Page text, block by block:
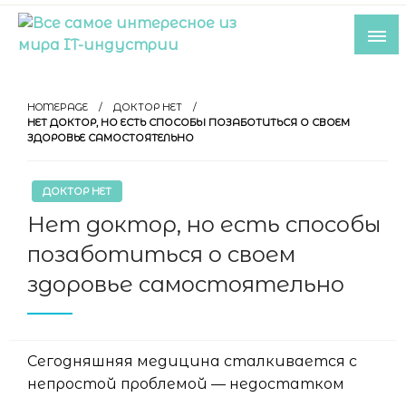
Skip
content
индустрии
HOMEPAGE
ДОКТОР НЕТ
НЕТ ДОКТОР, НО ЕСТЬ СПОСОБЫ ПОЗАБОТИТЬСЯ О СВОЕМ
ЗДОРОВЬЕ САМОСТОЯТЕЛЬНО
ДОКТОР НЕТ
Нет доктор, но есть способы
позаботиться о своем
здоровье самостоятельно
Сегодняшняя медицина сталкивается с
непростой проблемой — недостатком